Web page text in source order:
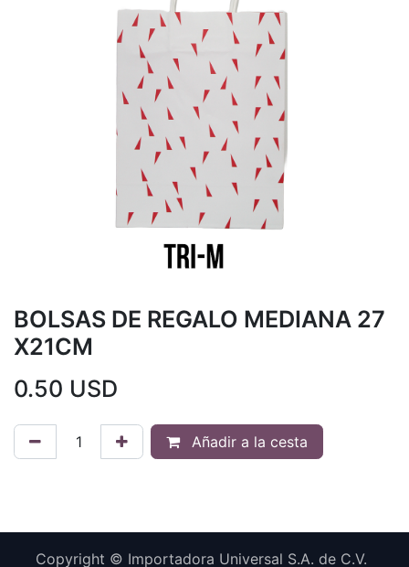
BOLSAS DE REGALO MEDIANA 27
X21CM
0.50 USD
Añadir a la cesta
Copyright © Importadora Universal S.A. de C.V.